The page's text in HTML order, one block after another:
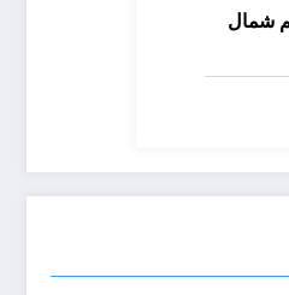
شمال